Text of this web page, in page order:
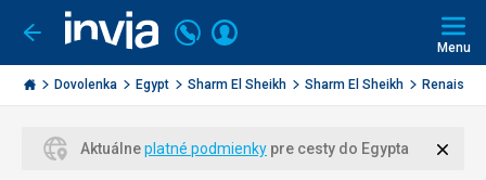
Ísť
späť
Invia.sk
Volajte
+421
2
3221
Prihlásiť
Menu
Dovolenka Egypt Sharm El Sheikh Sharm El Sheikh
Aktuálneplatné podmienky pre cesty do Egypta